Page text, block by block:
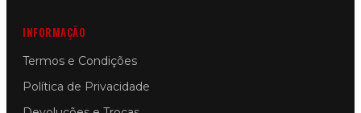
INFORMAÇÃO
Termos e Condições
Política de Privacidade